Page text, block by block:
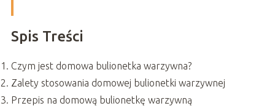
Spis Treści
Czym jest domowa bulionetka warzywna?
Zalety stosowania domowej bulionetki warzywnej
Przepis na domową bulionetkę warzywną